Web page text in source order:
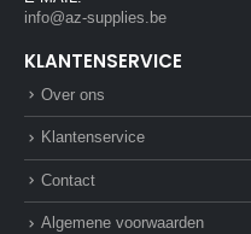
info@az-supplies.be
KLANTENSERVICE
Over ons
Klantenservice
Contact
Algemene voorwaarden